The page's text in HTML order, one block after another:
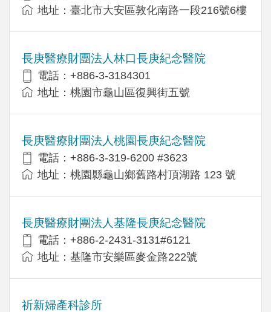
地址：臺北市大安區敦化南路一段216號6樓
長庚醫療財團法人林口長庚紀念醫院
電話：+886-3-3184301
地址：桃園市龜山區復興街五號
長庚醫療財團法人桃園長庚紀念醫院
電話：+886-3-319-6200 #3623
地址：桃園縣龜山鄉舊路村頂湖路 123 號
長庚醫療財團法人基隆長庚紀念醫院
電話：+886-2-2431-3131#6121
地址：基隆市安樂區麥金路222號
祈新婦產科診所